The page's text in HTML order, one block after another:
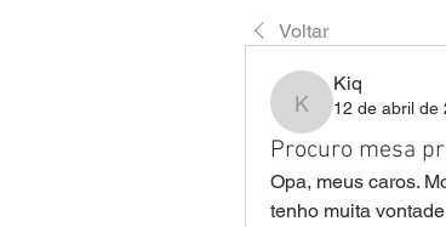
Voltar
Kiq
Kiq
12 de abril de
Procuro mesa
Opa, meus caros.
tenho muita